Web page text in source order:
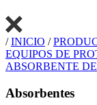
/INICIO /
EQUIPOS DE
ABSORBENTE
Absorbentes